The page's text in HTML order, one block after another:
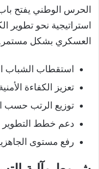
استراتيجية نحو تطوير
العسكري بشكل مستمر.
استقطاب الشباب
تعزيز الكفاءة
توزيع الرتب حسب
دعم خطط التطوير
رفع مستوى